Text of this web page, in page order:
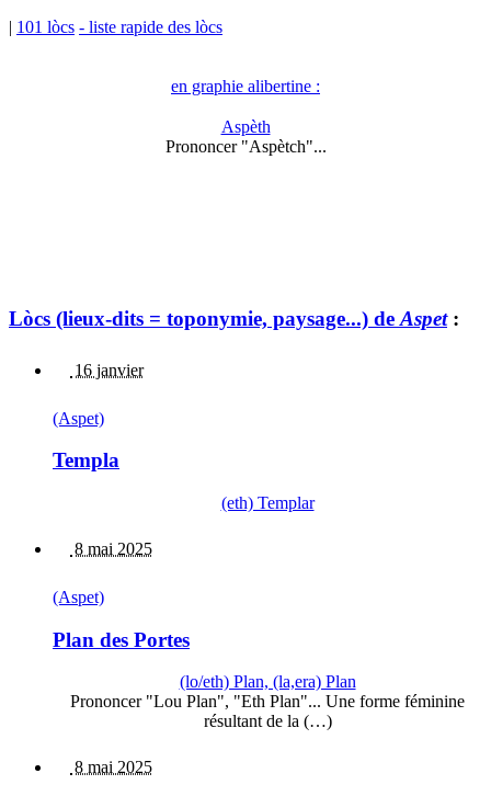
| 101 lòcs - liste rapide des lòcs
en graphie alibertine :
Aspèth
Prononcer "Aspètch"...
Lòcs (lieux-dits = toponymie, paysage...) de Aspet:
16 janvier
(Aspet)
Templa
(eth) Templar
8 mai 2025
(Aspet)
Plan des Portes
(lo/eth) Plan, (la,era) Plan
Prononcer "Lou Plan", "Eth Plan"... Une forme féminine
résultant de la (…)
8 mai 2025